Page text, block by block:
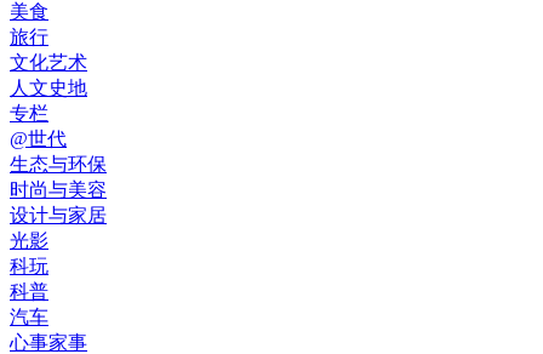
美食
旅行
文化艺术
人文史地
专栏
@世代
生态与环保
时尚与美容
设计与家居
光影
科玩
科普
汽车
心事家事